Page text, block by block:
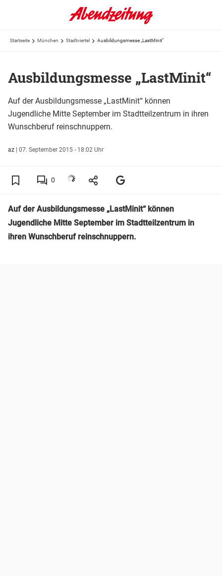
Startseite München Stadtviertel Ausbildungsmesse „LastMinit“
Ausbildungsmesse „LastMinit“
Auf der Ausbildungsmesse „LastMinit“ können
Jugendliche Mitte September im Stadtteilzentrum in ihren
Wunschberuf reinschnuppern.
az | 07. September 2015 - 18:02 Uhr
0
Auf der Ausbildungsmesse „LastMinit“ können
Jugendliche Mitte September im Stadtteilzentrum in
ihren Wunschberuf reinschnuppern.